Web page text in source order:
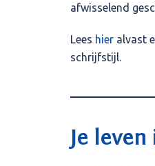
afwisselend
Lees hier alvast
schrijfstijl.
Je